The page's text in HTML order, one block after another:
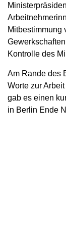
Mitbestimmung
Kontrolle des
Am Rande des
Worte zur
gab es einen
in Berlin Ende